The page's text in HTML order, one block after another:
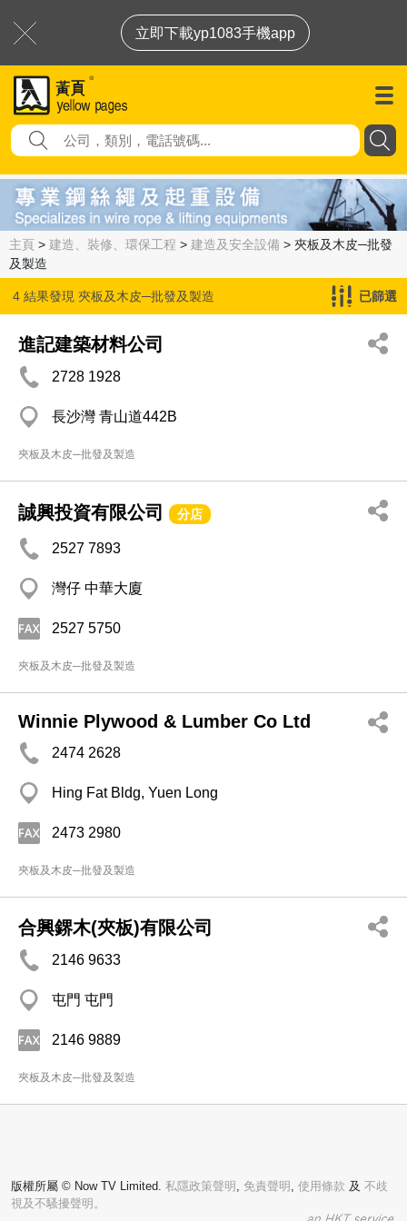
立即下載yp1083手機app
主頁 > 建造、裝修、環保工程 > 建造及安全設備 > 夾板及木皮─批發
及製造
4 結果發現 夾板及木皮─批發及製造 已篩選
進記建築材料公司
2728 1928
長沙灣 青山道442B
夾板及木皮─批發及製造
誠興投資有限公司 分店
2527 7893
灣仔 中華大廈
2527 5750
夾板及木皮─批發及製造
Winnie Plywood & Lumber Co Ltd
2474 2628
Hing Fat Bldg, Yuen Long
2473 2980
夾板及木皮─批發及製造
合興鎅木(夾板)有限公司
2146 9633
屯門 屯門
2146 9889
夾板及木皮─批發及製造
版權所屬 © Now TV Limited. 私隱政策聲明 , 免責聲明 , 使用條款 及 不歧
視及不騷擾聲明。